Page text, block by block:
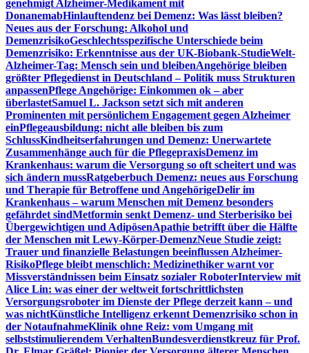
genehmigt Alzheimer-Medikament mit
DonanemabHinlauftendenz bei Demenz: Was lässt bleiben?
Neues aus der Forschung: Alkohol und
DemenzrisikoGeschlechtsspezifische Unterschiede beim
Demenzrisiko: Erkenntnisse aus der UK-Biobank-StudieWelt-
Alzheimer-Tag: Mensch sein und bleibenAngehörige bleiben
größter Pflegedienst in Deutschland – Politik muss Strukturen
anpassenPflege Angehörige: Einkommen ok – aber
überlastetSamuel L. Jackson setzt sich mit anderen
Prominenten mit persönlichem Engagement gegen Alzheimer
einPflegeausbildung: nicht alle bleiben bis zum
SchlussKindheitserfahrungen und Demenz: Unerwartete
Zusammenhänge auch für die PflegepraxisDemenz im
Krankenhaus: warum die Versorgung so oft scheitert und was
sich ändern mussRatgeberbuch Demenz: neues aus Forschung
und Therapie für Betroffene und AngehörigeDelir im
Krankenhaus – warum Menschen mit Demenz besonders
gefährdet sindMetformin senkt Demenz- und Sterberisiko bei
Übergewichtigen und AdipösenApathie betrifft über die Hälfte
der Menschen mit Lewy-Körper-DemenzNeue Studie zeigt:
Trauer und finanzielle Belastungen beeinflussen Alzheimer-
RisikoPflege bleibt menschlich: Medizinethiker warnt vor
Missverständnissen beim Einsatz sozialer RoboterInterview mit
Alice Lin: was einer der weltweit fortschrittlichsten
Versorgungsroboter im Dienste der Pflege derzeit kann – und
was nichtKünstliche Intelligenz erkennt Demenzrisiko schon in
der NotaufnahmeKlinik ohne Reiz: vom Umgang mit
selbststimulierendem VerhaltenBundesverdienstkreuz für Prof.